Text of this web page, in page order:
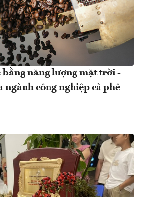
bằng năng lượng mặt trời -
ngành công nghiệp cà phê